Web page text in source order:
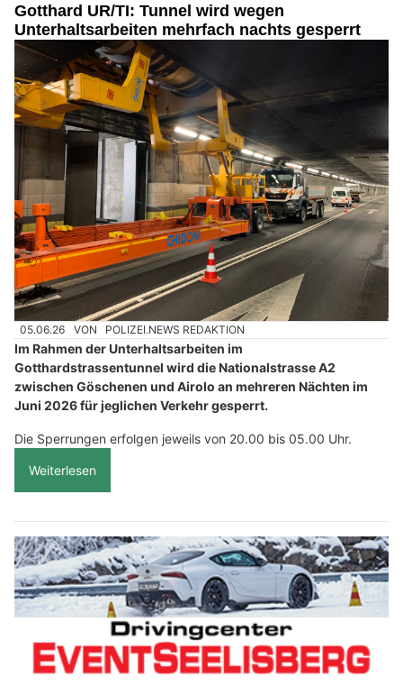
Gotthard UR/TI: Tunnel wird wegen
Unterhaltsarbeiten mehrfach nachts gesperrt
05.06.26 VON POLIZEI.NEWS REDAKTION
Im Rahmen der Unterhaltsarbeiten im
Gotthardstrassentunnel wird die Nationalstrasse A2
zwischen Göschenen und Airolo an mehreren Nächten im
Juni 2026 für jeglichen Verkehr gesperrt.
Die Sperrungen erfolgen jeweils von 20.00 bis 05.00 Uhr.
Weiterlesen